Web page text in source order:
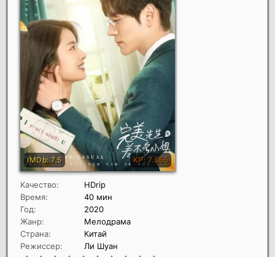
Качество:
HDrip
Время:
40 мин
Год:
2020
Жанр:
Мелодрама
Страна:
Китай
Режиссер:
Ли Шуан